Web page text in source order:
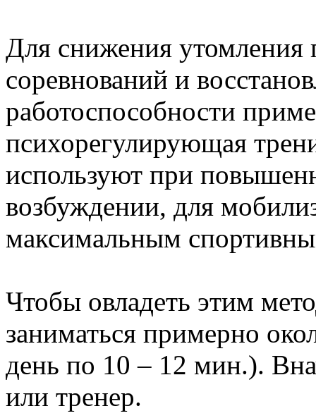
Для снижения утомления
соревнований и
работоспособности
психорегулирующая
используют при
возбуждении, для
максимальным
Чтобы овладеть этим
заниматься примерно
день по 10 – 12 мин.).
или тренер.